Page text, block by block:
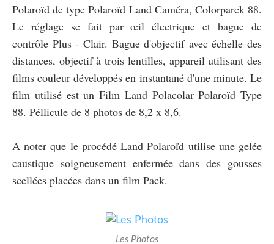
Polaroïd de type Polaroïd Land Caméra, Colorparck 88.
Le réglage se fait par œil électrique et bague de
contrôle Plus - Clair. Bague d'objectif avec échelle des
distances, objectif à trois lentilles, appareil utilisant des
films couleur développés en instantané d'une minute. Le
film utilisé est un Film Land Polacolar Polaroïd Type
88. Péllicule de 8 photos de 8,2 x 8,6.
A noter que le procédé Land Polaroïd utilise une gelée
caustique soigneusement enfermée dans des gousses
scellées placées dans un film Pack.
Les Photos